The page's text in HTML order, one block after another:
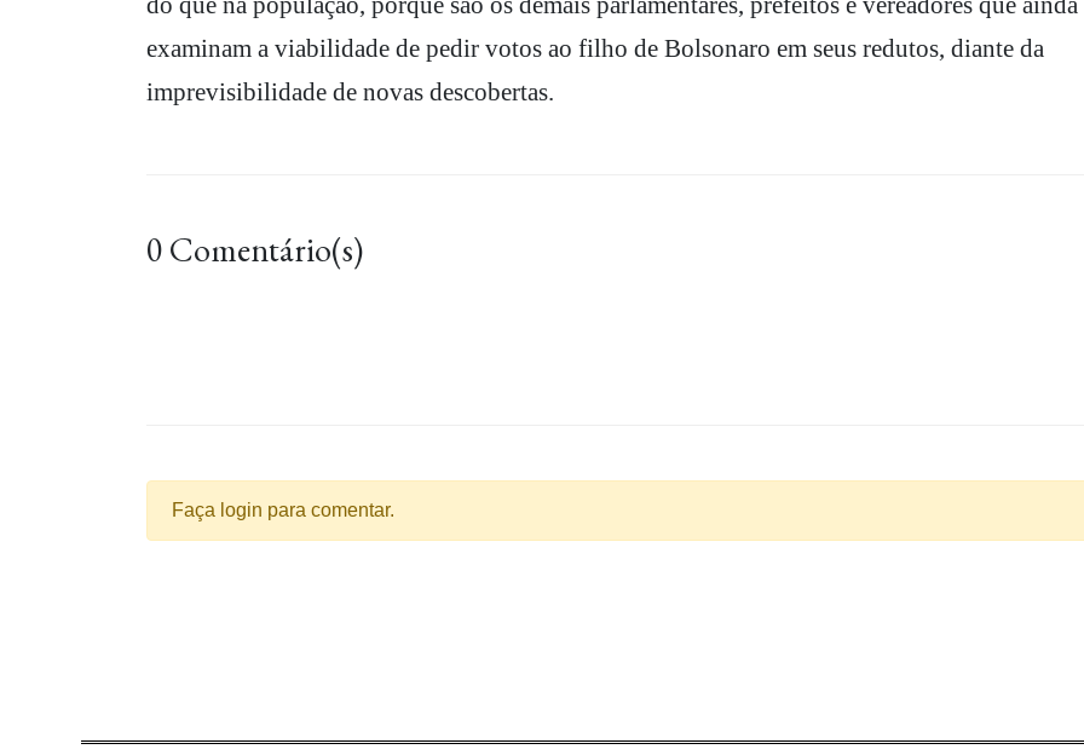
examinam a viabilidade de pedir votos ao filho de Bolsonaro em seus redutos, diante da
imprevisibilidade de novas descobertas.
0 Comentário(s)
Faça login para comentar.